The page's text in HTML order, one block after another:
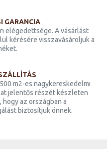
GARANCIA
elégedettsége. A vásárlást
kérésére visszavásároljuk a
m2-es nagykereskedelmi
jelentős részét készleten
az országban a
biztosítjuk önnek.